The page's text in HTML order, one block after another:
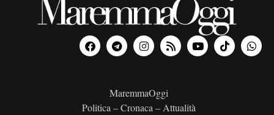
MaremmaOggi
Politica – Cronaca – Attualità